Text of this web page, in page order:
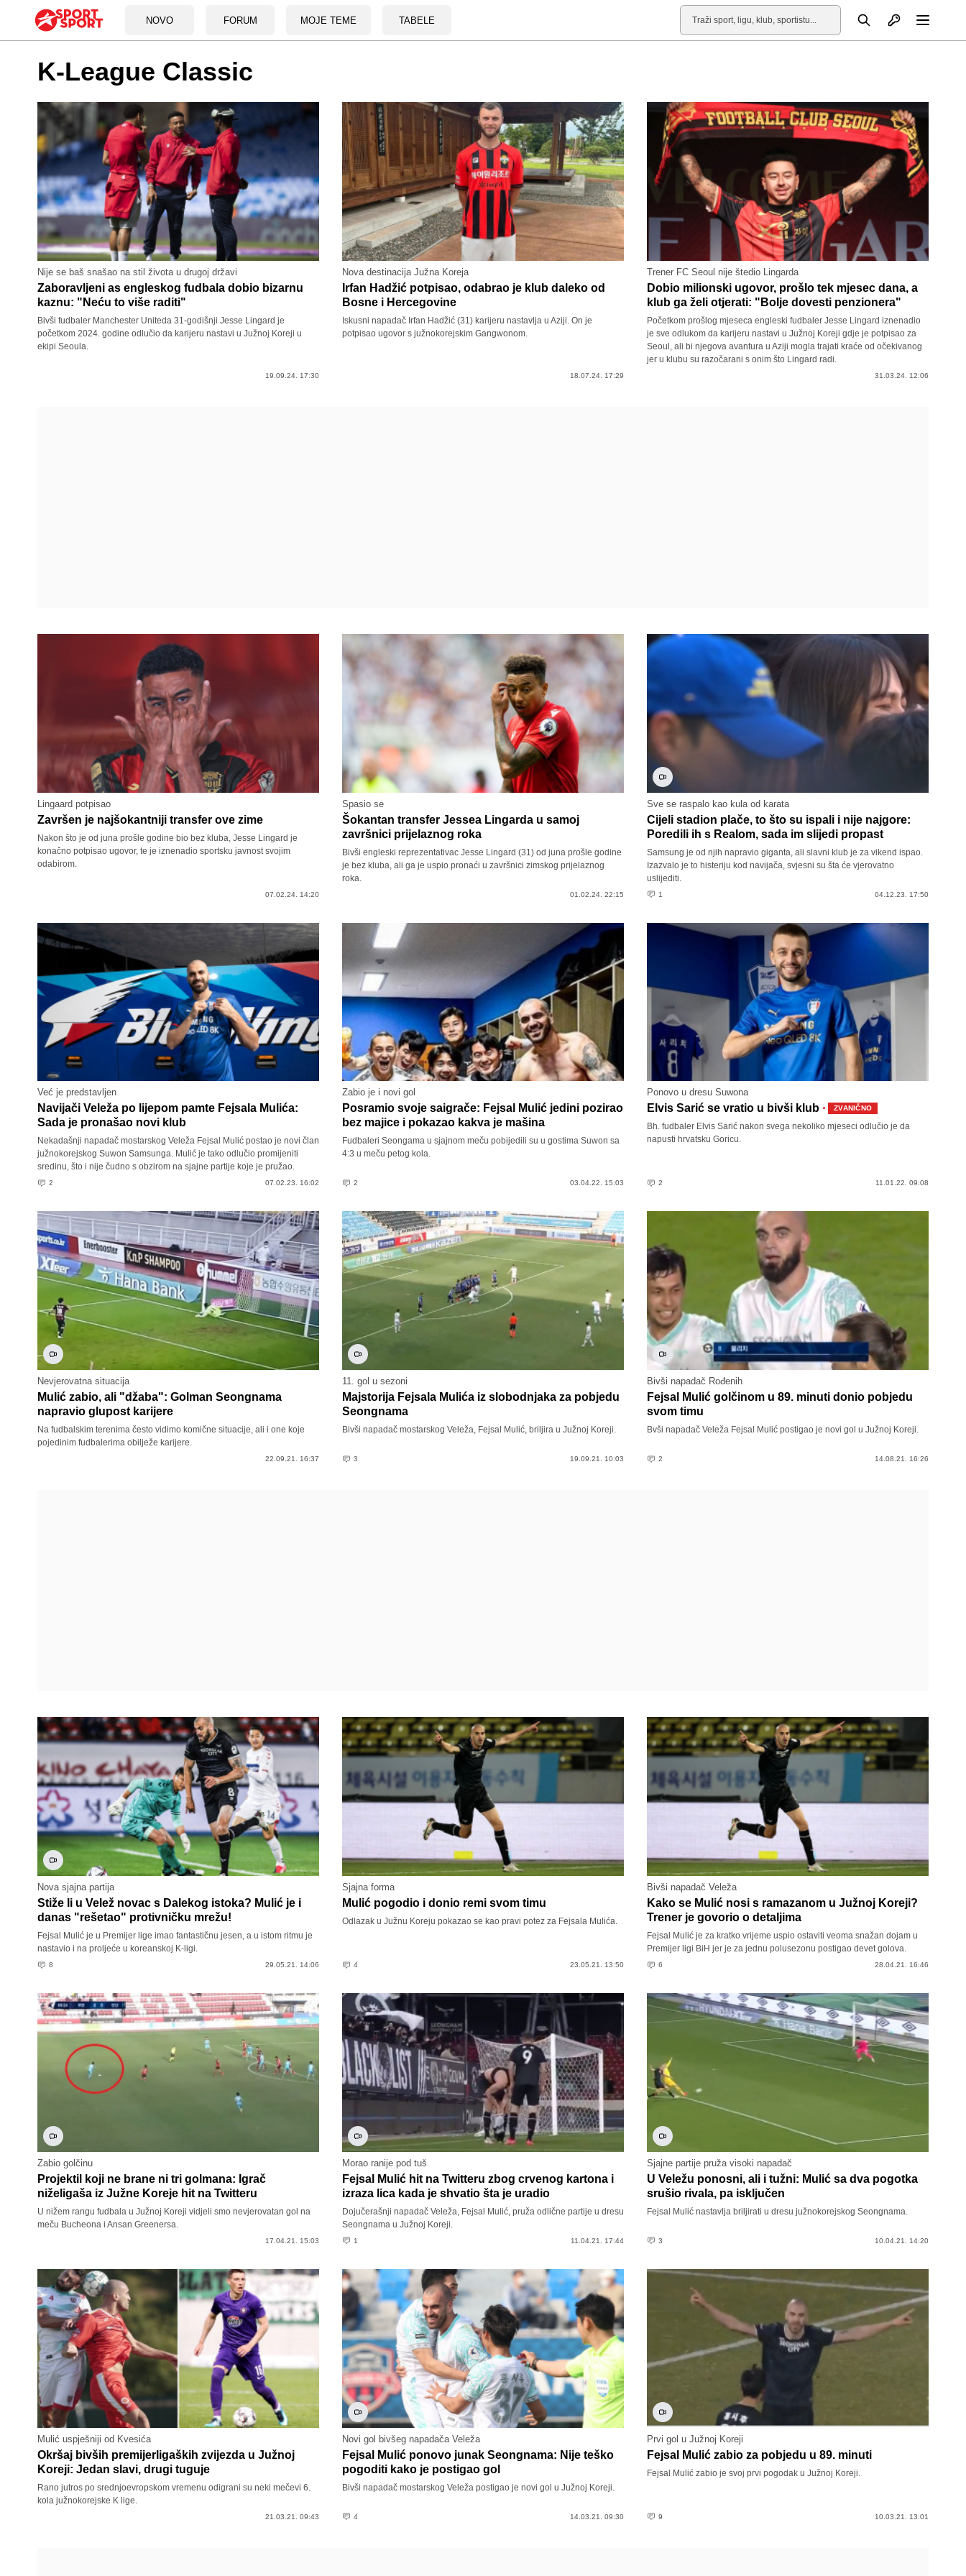
NOVO FORUM MOJE TEME TABELE
Pretraga Otvori profil
K-League Classic
Nije se baš snašao na stil života u drugoj državi
Zaboravljeni as engleskog fudbala dobio bizarnu
kaznu: "Neću to više raditi"
Bivši fudbaler Manchester Uniteda 31-godišnji Jesse Lingard je
početkom 2024. godine odlučio da karijeru nastavi u Južnoj Koreji u
ekipi Seoula.
19.09.24. 17:30
Nova destinacija Južna Koreja
Irfan Hadžić potpisao, odabrao je klub daleko od
Bosne i Hercegovine
Iskusni napadač Irfan Hadžić (31) karijeru nastavlja u Aziji. On je
potpisao ugovor s južnokorejskim Gangwonom.
18.07.24. 17:29
Trener FC Seoul nije štedio Lingarda
Dobio milionski ugovor, prošlo tek mjesec dana, a
klub ga želi otjerati: "Bolje dovesti penzionera"
Početkom prošlog mjeseca engleski fudbaler Jesse Lingard iznenadio
je sve odlukom da karijeru nastavi u Južnoj Koreji gdje je potpisao za
Seoul, ali bi njegova avantura u Aziji mogla trajati kraće od očekivanog
jer u klubu su razočarani s onim što Lingard radi.
31.03.24. 12:06
Lingaard potpisao
Završen je najšokantniji transfer ove zime
Nakon što je od juna prošle godine bio bez kluba, Jesse Lingard je
konačno potpisao ugovor, te je iznenadio sportsku javnost svojim
odabirom.
07.02.24. 14:20
Spasio se
Šokantan transfer Jessea Lingarda u samoj
završnici prijelaznog roka
Bivši engleski reprezentativac Jesse Lingard (31) od juna prošle godine
je bez kluba, ali ga je uspio pronaći u završnici zimskog prijelaznog
roka.
01.02.24. 22:15
Sve se raspalo kao kula od karata
Cijeli stadion plače, to što su ispali i nije najgore:
Poredili ih s Realom, sada im slijedi propast
Samsung je od njih napravio giganta, ali slavni klub je za vikend ispao.
Izazvalo je to histeriju kod navijača, svjesni su šta će vjerovatno
uslijediti.
1 04.12.23. 17:50
Već je predstavljen
Navijači Veleža po lijepom pamte Fejsala Mulića:
Sada je pronašao novi klub
Nekadašnji napadač mostarskog Veleža Fejsal Mulić postao je novi član
južnokorejskog Suwon Samsunga. Mulić je tako odlučio promijeniti
sredinu, što i nije čudno s obzirom na sjajne partije koje je pružao.
2 07.02.23. 16:02
Zabio je i novi gol
Posramio svoje saigrače: Fejsal Mulić jedini pozirao
bez majice i pokazao kakva je mašina
Fudbaleri Seongama u sjajnom meču pobijedili su u gostima Suwon sa
4:3 u meču petog kola.
2 03.04.22. 15:03
Ponovo u dresu Suwona
Elvis Sarić se vratio u bivši klub · ZVANIČNO
Bh. fudbaler Elvis Sarić nakon svega nekoliko mjeseci odlučio je da
napusti hrvatsku Goricu.
2 11.01.22. 09:08
Nevjerovatna situacija
Mulić zabio, ali "džaba": Golman Seongnama
napravio glupost karijere
Na fudbalskim terenima često vidimo komične situacije, ali i one koje
pojedinim fudbalerima obilježe karijere.
22.09.21. 16:37
11. gol u sezoni
Majstorija Fejsala Mulića iz slobodnjaka za pobjedu
Seongnama
Bivši napadač mostarskog Veleža, Fejsal Mulić, briljira u Južnoj Koreji.
3 19.09.21. 10:03
Bivši napadač Rođenih
Fejsal Mulić golčinom u 89. minuti donio pobjedu
svom timu
Bvši napadač Veleža Fejsal Mulić postigao je novi gol u Južnoj Koreji.
2 14.08.21. 16:26
Nova sjajna partija
Stiže li u Velež novac s Dalekog istoka? Mulić je i
danas "rešetao" protivničku mrežu!
Fejsal Mulić je u Premijer lige imao fantastičnu jesen, a u istom ritmu je
nastavio i na proljeće u koreanskoj K-ligi.
8 29.05.21. 14:06
Sjajna forma
Mulić pogodio i donio remi svom timu
Odlazak u Južnu Koreju pokazao se kao pravi potez za Fejsala Mulića.
4 23.05.21. 13:50
Bivši napadač Veleža
Kako se Mulić nosi s ramazanom u Južnoj Koreji?
Trener je govorio o detaljima
Fejsal Mulić je za kratko vrijeme uspio ostaviti veoma snažan dojam u
Premijer ligi BiH jer je za jednu polusezonu postigao devet golova.
6 28.04.21. 16:46
Zabio golčinu
Projektil koji ne brane ni tri golmana: Igrač
niželigaša iz Južne Koreje hit na Twitteru
U nižem rangu fudbala u Južnoj Koreji vidjeli smo nevjerovatan gol na
meču Bucheona i Ansan Greenersa.
17.04.21. 15:03
Morao ranije pod tuš
Fejsal Mulić hit na Twitteru zbog crvenog kartona i
izraza lica kada je shvatio šta je uradio
Dojučerašnji napadač Veleža, Fejsal Mulić, pruža odlične partije u dresu
Seongnama u Južnoj Koreji.
1 11.04.21. 17:44
Sjajne partije pruža visoki napadač
U Veležu ponosni, ali i tužni: Mulić sa dva pogotka
srušio rivala, pa isključen
Fejsal Mulić nastavlja briljirati u dresu južnokorejskog Seongnama.
3 10.04.21. 14:20
Mulić uspješniji od Kvesića
Okršaj bivših premijerligaških zvijezda u Južnoj
Koreji: Jedan slavi, drugi tuguje
Rano jutros po srednjoevropskom vremenu odigrani su neki mečevi 6.
kola južnokorejske K lige.
21.03.21. 09:43
Novi gol bivšeg napadača Veleža
Fejsal Mulić ponovo junak Seongnama: Nije teško
pogoditi kako je postigao gol
Bivši napadač mostarskog Veleža postigao je novi gol u Južnoj Koreji.
4 14.03.21. 09:30
Prvi gol u Južnoj Koreji
Fejsal Mulić zabio za pobjedu u 89. minuti
Fejsal Mulić zabio je svoj prvi pogodak u Južnoj Koreji.
9 10.03.21. 13:01